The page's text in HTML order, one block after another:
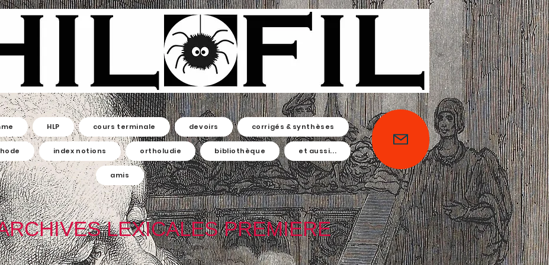
HLP cours terminale devoirs corrigés & synthèses
index notions ortholudie bibliothèque et aussi...
amis
LEXICALES PREMIERE